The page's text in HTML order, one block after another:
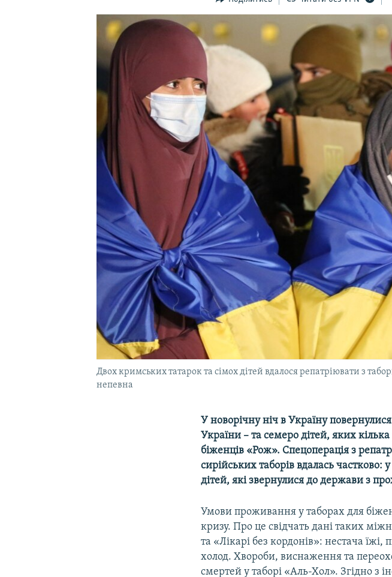
УКРАЇНСЬКА ПРОБЛЕМА КРИМУ
Двох кримських татарок та сімох дітей вдалося репатріювати з
непевна
У новорічну ніч в Україну
України – та семеро дітей, яких
біженців «Рож». Спецоперація з
сирійських таборів вдалась частково:
дітей, які звернулися до держави з
Умови проживання у таборах для
кризу. Про це свідчать дані таких
та «Лікарі без кордонів»: нестача
холод. Хвороби, виснаження та
смертей у таборі «Аль-Хол». Згідно з